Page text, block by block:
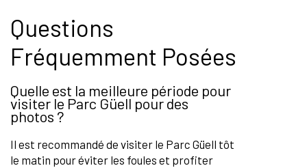
Questions
Fréquemment Posées
Quelle est la meilleure période pour
visiter le Parc Güell pour des
photos ?
Il est recommandé de visiter le Parc Güell tôt
le matin pour éviter les foules et profiter